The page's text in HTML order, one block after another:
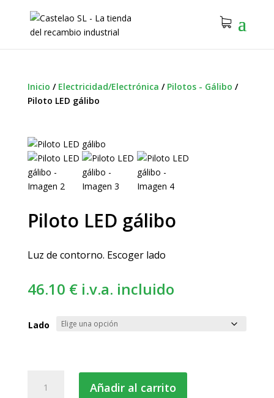
Inicio / Electricidad/Electrónica / Pilotos - Gálibo /
Piloto LED gálibo
Piloto LED gálibo
Luz de contorno. Escoger lado
46.10 € i.v.a. incluido
Lado
Añadir al carrito